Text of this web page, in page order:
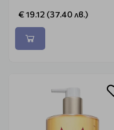
€ 19.12 (37.40 лв.)